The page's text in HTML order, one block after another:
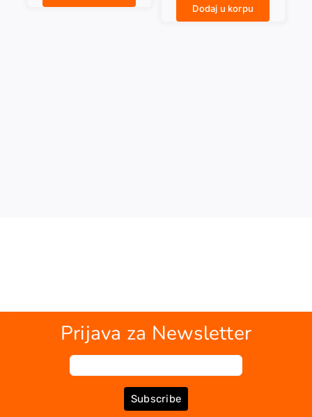
Dodaj u korpu
Prijava za Newsletter
Subscribe